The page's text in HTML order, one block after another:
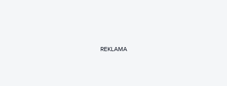
REKLAMA